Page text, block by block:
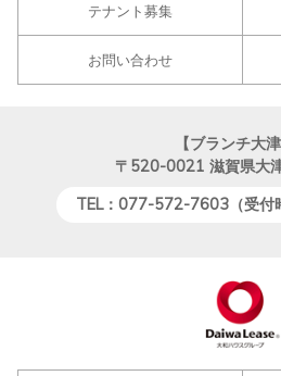
テナント募集
お問い合わせ
【ブランチ大津
〒520-0021 滋賀県大
TEL：077-572-7603（受付